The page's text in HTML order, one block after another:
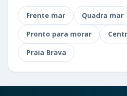
Frente mar Quadra mar
Pronto para morar
Praia Brava